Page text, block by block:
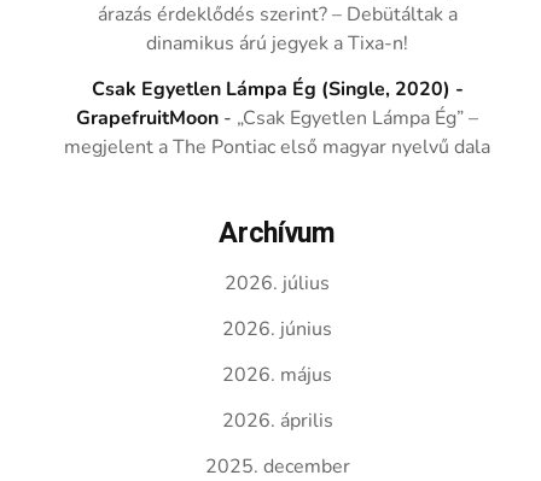
árazás érdeklődés szerint? – Debütáltak a
dinamikus árú jegyek a Tixa-n!
Csak Egyetlen Lámpa Ég (Single, 2020) -
GrapefruitMoon - „Csak Egyetlen Lámpa Ég” –
megjelent a The Pontiac első magyar nyelvű dala
Archívum
2026. július
2026. június
2026. május
2026. április
2025. december